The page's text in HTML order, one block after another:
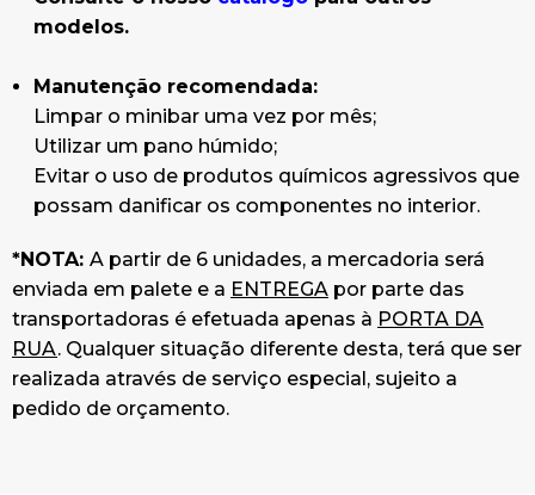
modelos.
Manutenção recomendada:
Limpar o minibar uma vez por mês;
Utilizar um pano húmido;
Evitar o uso de produtos químicos agressivos que
possam danificar os componentes no interior.
*NOTA: A partir de 6 unidades, a mercadoria será
enviada em palete e a ENTREGA por parte das
transportadoras é efetuada apenas à PORTA DA
RUA. Qualquer situação diferente desta, terá que ser
realizada através de serviço especial, sujeito a
pedido de orçamento.